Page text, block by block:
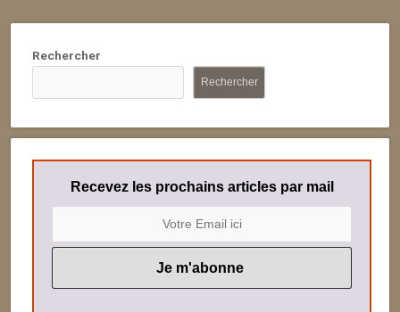
Rechercher
Rechercher
Recevez les prochains articles par mail